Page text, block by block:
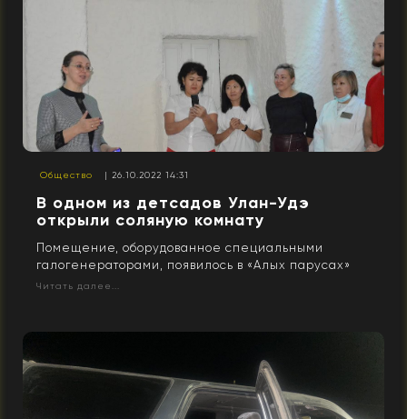
Общество | 26.10.2022 14:31
В одном из детсадов Улан-Удэ
открыли соляную комнату
Помещение, оборудованное специальными
галогенераторами, появилось в «Алых парусах»
Читать далее...